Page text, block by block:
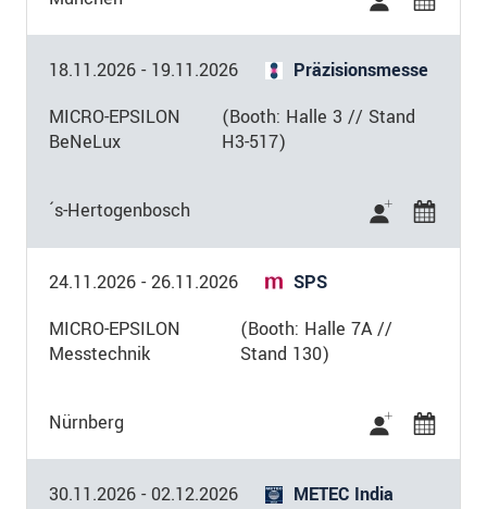
18.11.2026 - 19.11.2026 Präzisionsmesse
´s-Hertogenbosch
MICRO-EPSILON
BeNeLux
(Booth: Halle 3 // Stand
H3-517)
24.11.2026 - 26.11.2026 SPS
Nürnberg
MICRO-EPSILON
Messtechnik
(Booth: Halle 7A //
Stand 130)
30.11.2026 - 02.12.2026 METEC India